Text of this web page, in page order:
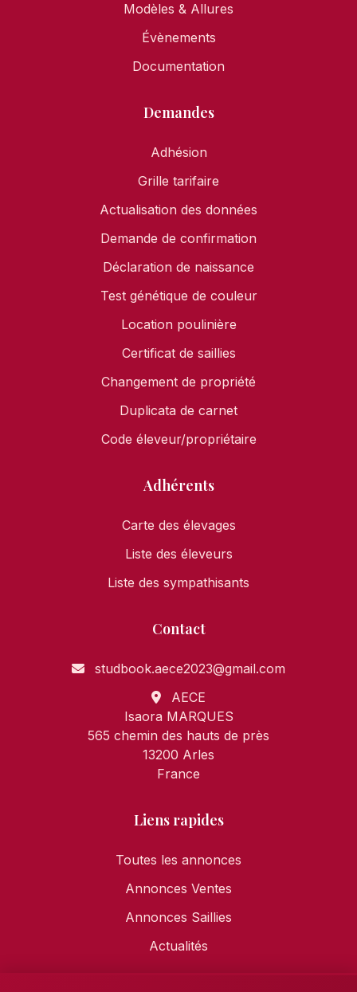
Modèles & Allures
Évènements
Documentation
Demandes
Adhésion
Grille tarifaire
Actualisation des données
Demande de confirmation
Déclaration de naissance
Test génétique de couleur
Location poulinière
Certificat de saillies
Changement de propriété
Duplicata de carnet
Code éleveur/propriétaire
Adhérents
Carte des élevages
Liste des éleveurs
Liste des sympathisants
Contact
studbook.aece2023@gmail.com
AECE
Isaora MARQUES
565 chemin des hauts de près
13200 Arles
France
Liens rapides
Toutes les annonces
Annonces Ventes
Annonces Saillies
Actualités